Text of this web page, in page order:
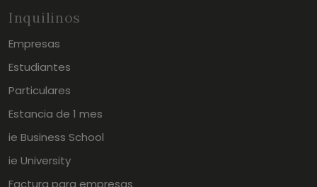
Inquilinos
Empresas
Estudiantes
Particulares
Estancia de 1 mes
ie Business School
ie University
Factura para empresas